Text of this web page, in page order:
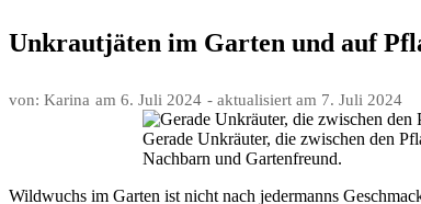
Unkrautjäten im Garten und auf
von: Karina am 6. Juli 2024 - aktualisiert am 7. Juli 2024
Gerade Unkräuter, die zwischen den
Nachbarn und Gartenfreund.
Wildwuchs im Garten ist nicht nach jedermanns